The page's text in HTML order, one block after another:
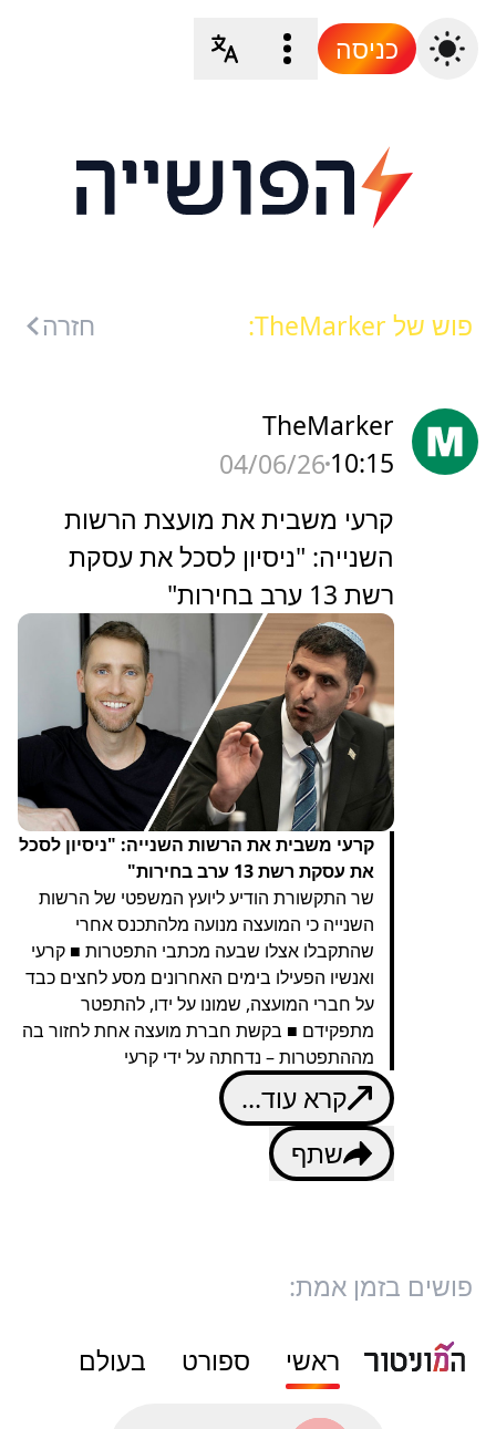
כניסה
פוש של TheMarker: חזרה
TheMarker
10:15
04/06/26
‏קרעי משבית את מועצת הרשות
השנייה: "ניסיון לסכל את עסקת
רשת 13 ערב בחירות"
קרעי משבית את הרשות השנייה: "ניסיון לסכל
את עסקת רשת 13 ערב בחירות"
שר התקשורת הודיע ליועץ המשפטי של הרשות
השנייה כי המועצה מנועה מלהתכנס אחרי
שהתקבלו אצלו שבעה מכתבי התפטרות ■ קרעי
ואנשיו הפעילו בימים האחרונים מסע לחצים כבד
על חברי המועצה, שמונו על ידו, להתפטר
מתפקידם ■ בקשת חברת מועצה אחת לחזור בה
מההתפטרות – נדחתה על ידי קרעי
קרא עוד...
שתף
פושים בזמן אמת:
ראשי ספורט בעולם